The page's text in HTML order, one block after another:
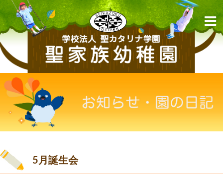
5月誕生会